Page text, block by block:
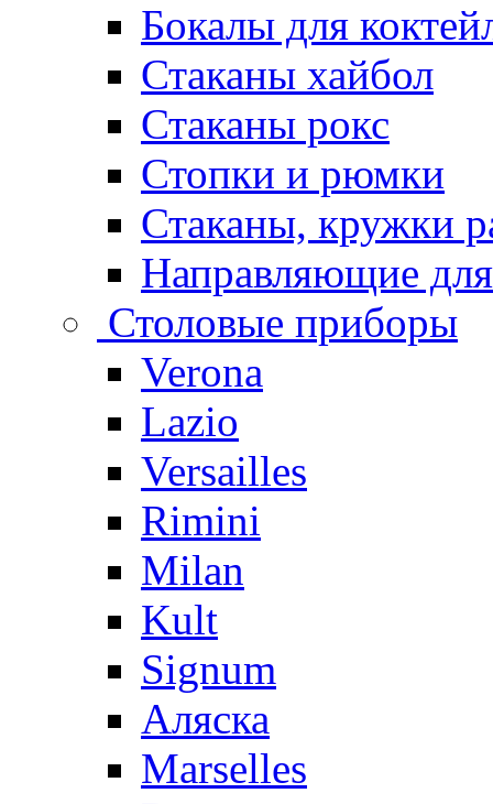
Бокалы для
Стаканы хайбол
Стаканы рокс
Стопки и рюмки
Стаканы, кружки
Направляющие
Столовые приборы
Verona
Lazio
Versailles
Rimini
Milan
Kult
Signum
Аляска
Marselles